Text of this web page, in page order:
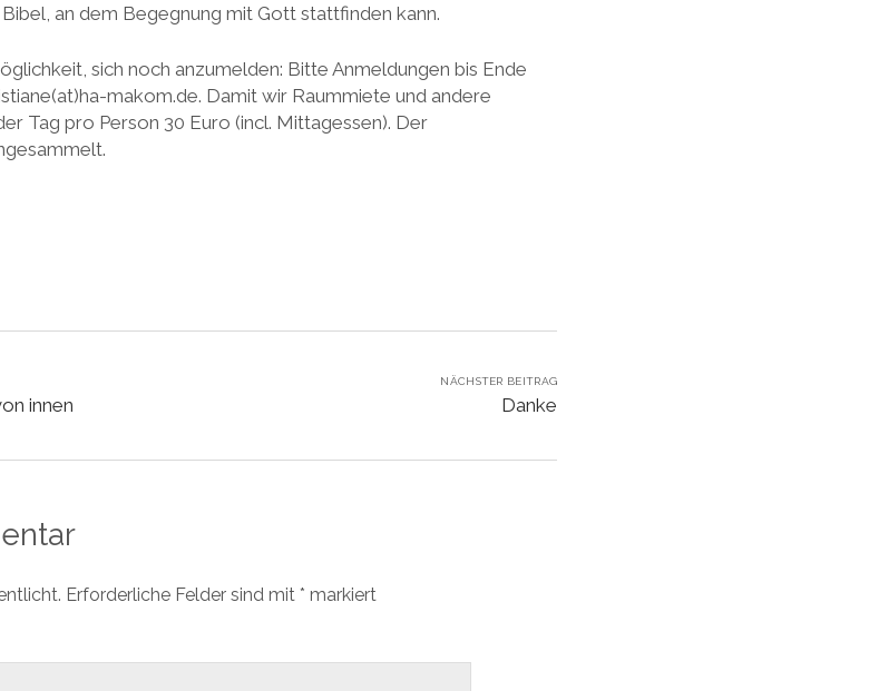
an dem Begegnung mit Gott stattfinden kann.
sich noch anzumelden: Bitte Anmeldungen bis Ende
makom.de. Damit wir Raummiete und andere
Tag pro Person 30 Euro (incl. Mittagessen). Der
innen
NÄCHSTER BEITRAG
Danke
Erforderliche Felder sind mit * markiert